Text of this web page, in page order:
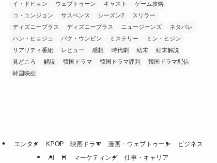
イ・ドヒョン
ウェブトゥーン キャスト
ゲーム攻略
コ・ユンジョン
サスペンス シーズン2
スリラー
ディズニープラス
ディズニープラス ニュージーンズ
ネタバレ
ハン・ヒョジュ
パク・ウンビン ミステリー
ミン・ヒジン
リアリティ番組
レビュー 感想 時代劇 結末
結末解説
見どころ
解説 韓国ドラマ 韓国ドラマ評判
韓国ドラマ配信
韓国映画
エンタメ KPOP 映画ドラマ 漫画・ウェブトゥーン
ビジネス
AI
IT マーケティング 仕事・キャリア